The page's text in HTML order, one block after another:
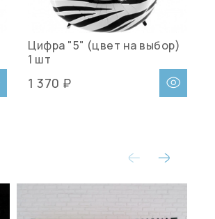
Цифра "5" (цвет на выбор)
1 шт
1 370 ₽